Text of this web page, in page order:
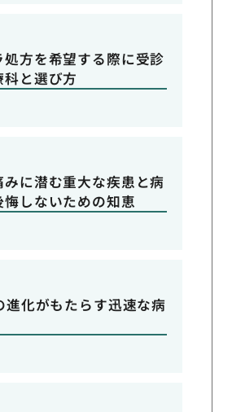
処方を希望する際に受診
と選び方
に潜む重大な疾患と病
悔しないための知恵
進化がもたらす迅速な病